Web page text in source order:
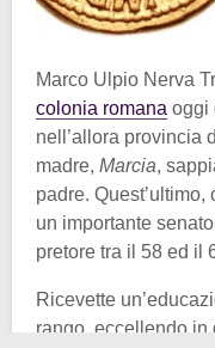
Marco Ulpio Nerva
colonia romana oggi
nell’allora provincia
madre, Marcia,
padre.
un importante
pretore tra il 58 ed il
Ricevette
rango, eccellendo in